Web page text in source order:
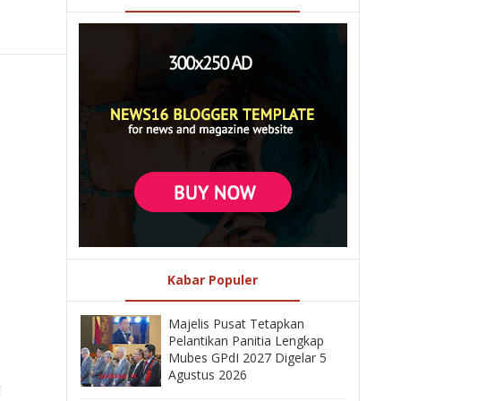
Kabar Populer
Majelis Pusat Tetapkan
Pelantikan Panitia Lengkap
Mubes GPdI 2027 Digelar 5
Agustus 2026